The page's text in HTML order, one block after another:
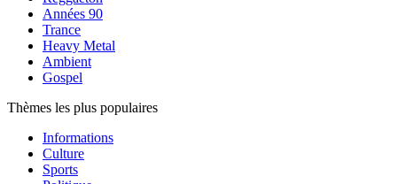
Années 90
Trance
Heavy Metal
Ambient
Gospel
Thèmes les plus populaires
Informations
Culture
Sports